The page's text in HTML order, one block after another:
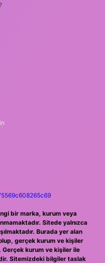
bir marka, kurum veya
Sitede yalnızca
Burada yer alan
gerçek kurum ve kişiler
Gerçek kurum ve kişiler ile
Sitemizdeki bilgiler taslak